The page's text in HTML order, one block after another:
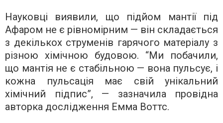
Науковці виявили, що підйом мантії під
Афаром не є рівномірним — він складається
з декількох струменів гарячого матеріалу з
різною хімічною будовою. “Ми побачили,
що мантія не є стабільною — вона пульсує, і
кожна пульсація має свій унікальний
хімічний підпис”, — зазначила провідна
авторка дослідження Емма Воттс.